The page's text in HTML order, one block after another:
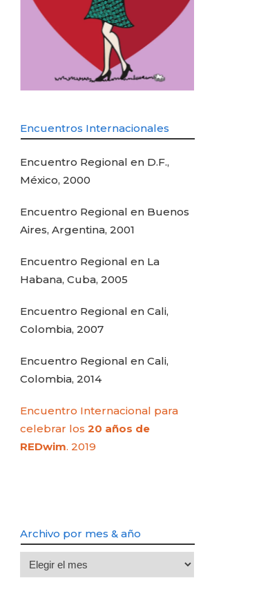
Encuentros Internacionales
Encuentro Regional en D.F.,
México, 2000
Encuentro Regional en Buenos
Aires, Argentina, 2001
Encuentro Regional en La
Habana, Cuba, 2005
Encuentro Regional en Cali,
Colombia, 2007
Encuentro Regional en Cali,
Colombia, 2014
Encuentro Internacional para
celebrar los20 años de
REDwim. 2019
Archivo por mes & año
Archivo
por